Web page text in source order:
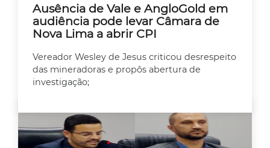
Ausência de Vale e AngloGold em
audiência pode levar Câmara de
Nova Lima a abrir CPI
Vereador Wesley de Jesus criticou desrespeito
das mineradoras e propôs abertura de
investigação;